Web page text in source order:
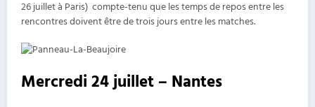
26 juillet à Paris) compte-tenu que les temps de repos entre les
rencontres doivent être de trois jours entre les matches.
Mercredi 24 juillet – Nantes